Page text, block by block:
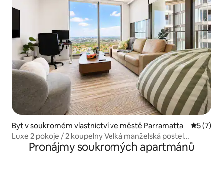
Byt v soukromém vlastnictví ve městě Parramatta
5 (7)
Luxe 2 pokoje / 2 koupelny Velká manželská postel
s výhledem, bazén, lázně, sauna
Pronájmy soukromých apartmánů